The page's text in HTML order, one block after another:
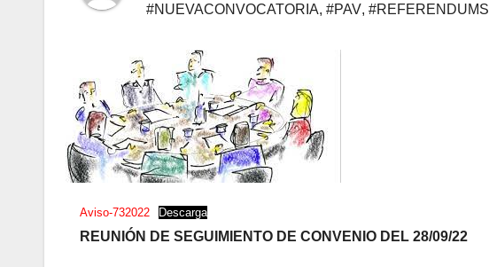
#NUEVACONVOCATORIA, #PAV, #REFERENDUMS
Aviso-732022 Descarga
REUNIÓN DE SEGUIMIENTO DE CONVENIO DEL 28/09/22